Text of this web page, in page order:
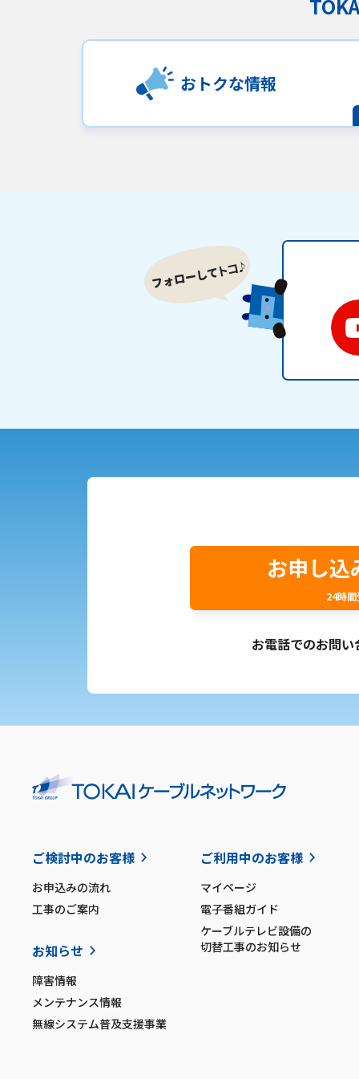
おトクな情報
お申し込
24時間
お電話でのお問い
ご検討中のお客様
お申込みの流れ
工事のご案内
お知らせ
障害情報
メンテナンス情報
無線システム普及支援事業
ご利用中のお客様
マイページ
電子番組ガイド
ケーブルテレビ設備の
切替工事のお知らせ